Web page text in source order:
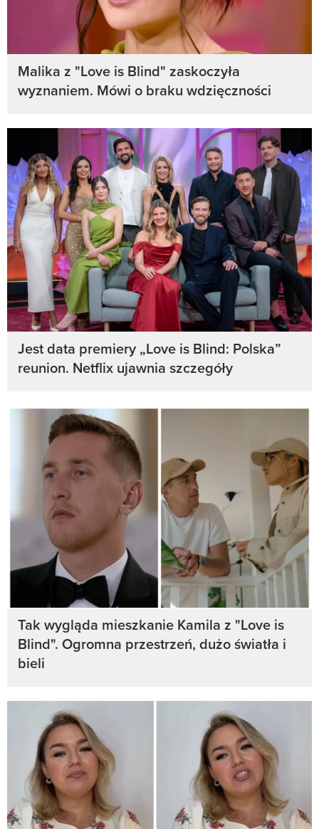
Malika z "Love is Blind" zaskoczyła
wyznaniem. Mówi o braku wdzięczności
Jest data premiery „Love is Blind: Polska”
reunion. Netflix ujawnia szczegóły
Tak wygląda mieszkanie Kamila z "Love is
Blind". Ogromna przestrzeń, dużo światła i
bieli